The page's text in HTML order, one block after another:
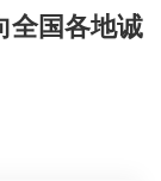
全国各地诚